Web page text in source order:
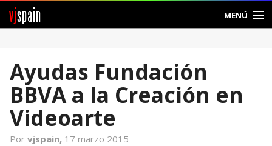
vjspain MENÚ
Foros
Noticias
Ayudas Fundación
BBVA a la Creación en
Videoarte
Por vjspain, 17 marzo 2015